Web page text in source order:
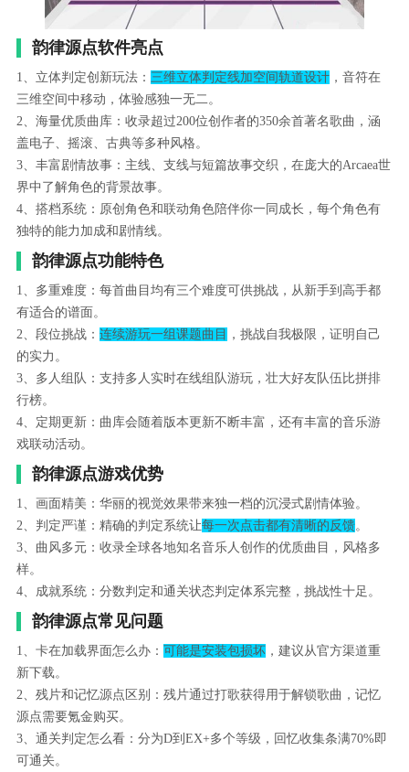
韵律源点软件亮点
1、立体判定创新玩法： 三维立体判定线加空间轨道设计，音符在
三维空间中移动，体验感独一无二。
2、海量优质曲库：收录超过200位创作者的350余首著名歌曲，涵
盖电子、摇滚、古典等多种风格。
3、丰富剧情故事：主线、支线与短篇故事交织，在庞大的Arcaea世
界中了解角色的背景故事。
4、搭档系统：原创角色和联动角色陪伴你一同成长，每个角色有
独特的能力加成和剧情线。
韵律源点功能特色
1、多重难度：每首曲目均有三个难度可供挑战，从新手到高手都
有适合的谱面。
2、段位挑战： 连续游玩一组课题曲目
，挑战自我极限，证明自己
的实力。
3、多人组队：支持多人实时在线组队游玩，壮大好友队伍比拼排
行榜。
4、定期更新：曲库会随着版本更新不断丰富，还有丰富的音乐游
戏联动活动。
韵律源点游戏优势
1、画面精美：华丽的视觉效果带来独一档的沉浸式剧情体验。
2、判定严谨：精确的判定系统让每一次点击都有清晰的反馈。
3、曲风多元：收录全球各地知名音乐人创作的优质曲目，风格多
样。
4、成就系统：分数判定和通关状态判定体系完整，挑战性十足。
韵律源点常见问题
1、卡在加载界面怎么办： 可能是安装包损坏，建议从官方渠道重
新下载。
2、残片和记忆源点区别：残片通过打歌获得用于解锁歌曲，记忆
源点需要氪金购买。
3、通关判定怎么看：分为D到EX+多个等级，回忆收集条满70%即
可通关。